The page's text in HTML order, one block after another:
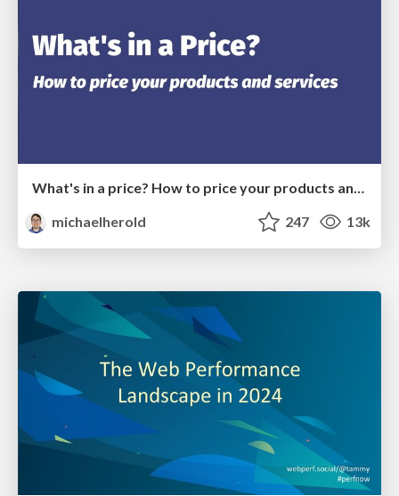
What's in a price? How to price your products and services
michaelherold
247 13k